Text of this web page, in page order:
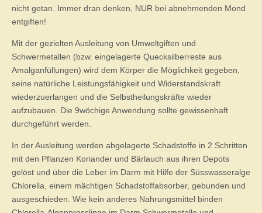
nicht getan. Immer dran denken, NUR bei abnehmenden Mond
entgiften!
Mit der gezielten Ausleitung von Umweltgiften und
Schwermetallen (bzw. eingelagerte Quecksilberreste aus
Amalganfüllungen) wird dem Körper die Möglichkeit gegeben,
seine natürliche Leistungsfähigkeit und Widerstandskraft
wiederzuerlangen und die Selbstheilungskräfte wieder
aufzubauen. Die 9wöchige Anwendung sollte gewissenhaft
durchgeführt werden.
In der Ausleitung werden abgelagerte Schadstoffe in 2 Schritten
mit den Pflanzen Koriander und Bärlauch aus ihren Depots
gelöst und über die Leber im Darm mit Hilfe der Süsswasseralge
Chlorella, einem mächtigen Schadstoffabsorber, gebunden und
ausgeschieden. Wie kein anderes Nahrungsmittel binden